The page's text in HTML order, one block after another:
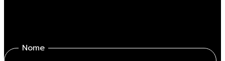
Nome